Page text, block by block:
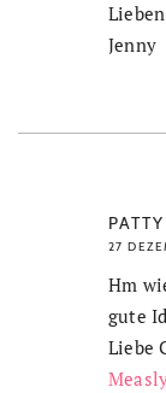
Jenny
PATTY
27
Hm
gute
Liebe